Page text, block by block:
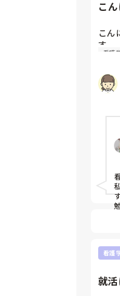
ませ
文章
目指
こ
こん
す
看
看
思い
思わ
色
看護
看護
就